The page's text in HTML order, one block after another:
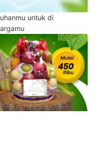
untuk di